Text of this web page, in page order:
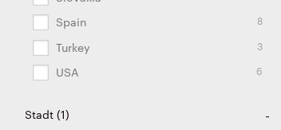
Spain 8
Turkey 3
USA 6
Stadt(1)